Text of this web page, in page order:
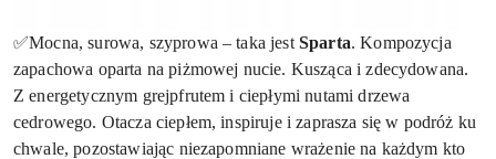
✅Mocna, surowa, szyprowa – taka jest Sparta. Kompozycja
zapachowa oparta na piżmowej nucie. Kusząca i zdecydowana.
Z energetycznym grejpfrutem i ciepłymi nutami drzewa
cedrowego. Otacza ciepłem, inspiruje i zaprasza się w podróż ku
chwale, pozostawiając niezapomniane wrażenie na każdym kto